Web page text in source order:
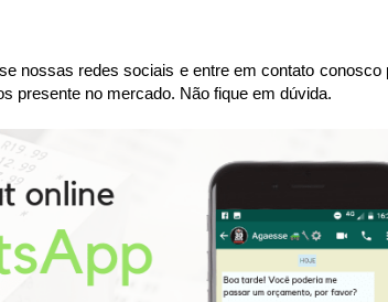
nossas redes sociais e entre em contato conosco
presente no mercado. Não fique em dúvida.